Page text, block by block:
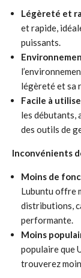
Légèreté et
et rapide,
puissants.
légèreté et sa
Facile à
les débutants,
des outils de
Inconvénients
Moins de
Lubuntu offre
distributions,
performante.
Moins
populaire que
trouverez